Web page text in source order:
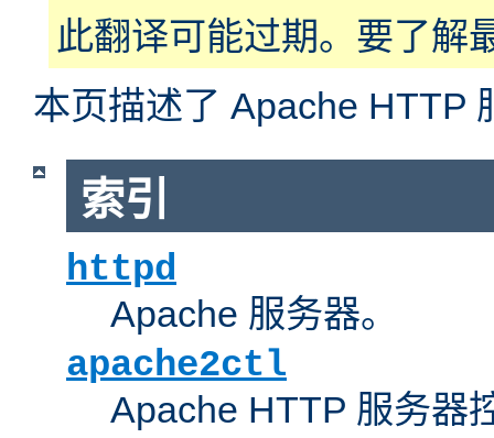
此翻译可能过期。要了解
本页描述了 Apache HTTP
索引
httpd
Apache 服务器。
apache2ctl
Apache HTTP 服务器